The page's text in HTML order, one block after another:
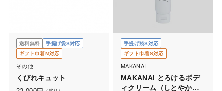
送料無料
手提げ袋S対応
ギフト巾着M対応
その他
くびれキュット
手提げ袋S対応
ギフト巾着S対応
MAKANAI
MAKANAI とろけるボデ
ィクリーム（しとやかな